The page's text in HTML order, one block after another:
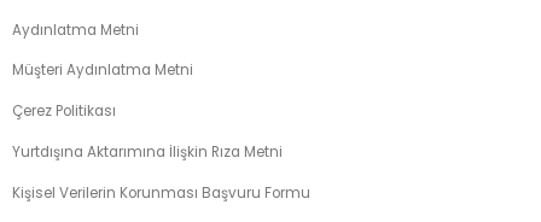
Aydınlatma Metni
Müşteri Aydınlatma Metni
Çerez Politikası
Yurtdışına Aktarımına İlişkin Rıza Metni
Kişisel Verilerin Korunması Başvuru Formu